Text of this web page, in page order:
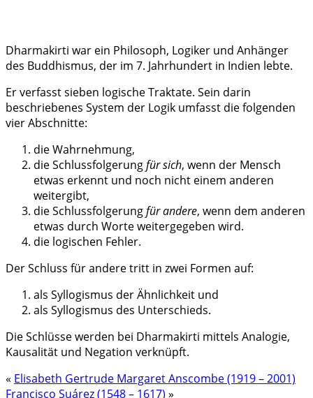
Dharmakirti war ein Philosoph, Logiker und Anhänger
des Buddhismus, der im 7. Jahrhundert in Indien lebte.
Er verfasst sieben logische Traktate. Sein darin
beschriebenes System der Logik umfasst die folgenden
vier Abschnitte:
die Wahrnehmung,
die Schlussfolgerungfür sich, wenn der Mensch
etwas erkennt und noch nicht einem anderen
weitergibt,
die Schlussfolgerungfür andere, wenn dem anderen
etwas durch Worte weitergegeben wird.
die logischen Fehler.
Der Schluss für andere tritt in zwei Formen auf:
als Syllogismus der Ähnlichkeit und
als Syllogismus des Unterschieds.
Die Schlüsse werden bei Dharmakirti mittels Analogie,
Kausalität und Negation verknüpft.
« Elisabeth Gertrude Margaret Anscombe (1919 – 2001)
Francisco Suárez (1548 – 1617) »